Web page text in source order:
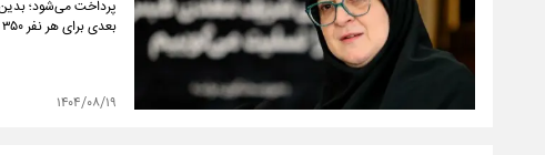
بعدی برای هر نفر ۳۵۰ هزار تومان اختصاص خواهد بود.
۱۴۰۴/۰۸/۱۹